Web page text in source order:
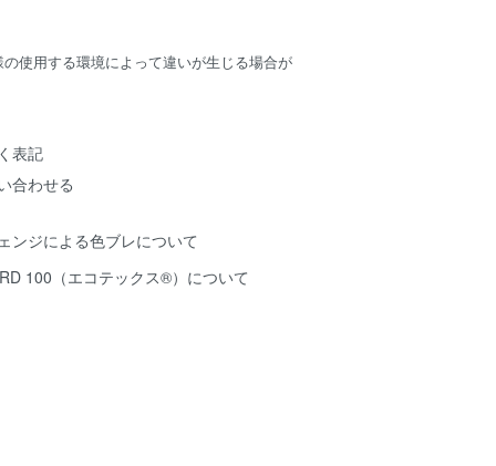
使用する環境によって違いが生じる場合が
表記
合わせる
ンジによる色ブレについて
100（エコテックス®️）について